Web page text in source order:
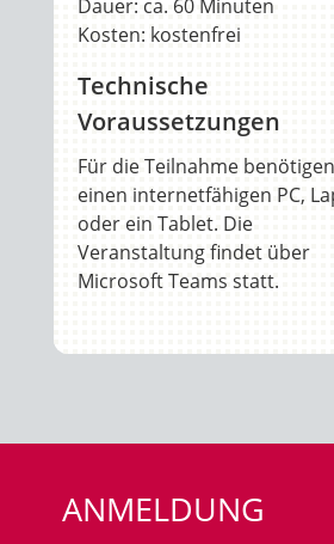
Dauer: ca. 60 Minuten
Kosten: kostenfrei
Technische
Voraussetzungen
Für die Teilnahme
einen internetfähigen PC,
oder ein Tablet. Die
Veranstaltung findet über
Microsoft Teams statt.
ANMELDUNG